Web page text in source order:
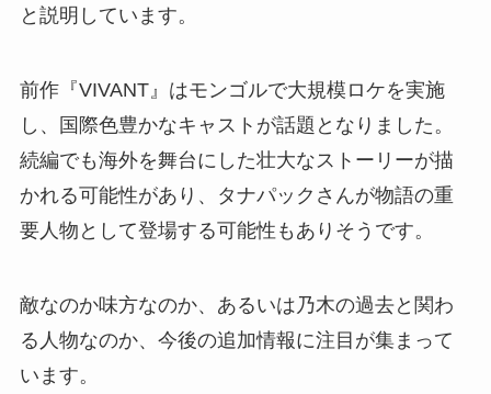
と説明しています。
前作『VIVANT』はモンゴルで大規模ロケを実施
し、国際色豊かなキャストが話題となりました。
続編でも海外を舞台にした壮大なストーリーが描
かれる可能性があり、タナパックさんが物語の重
要人物として登場する可能性もありそうです。
敵なのか味方なのか、あるいは乃木の過去と関わ
る人物なのか、今後の追加情報に注目が集まって
います。